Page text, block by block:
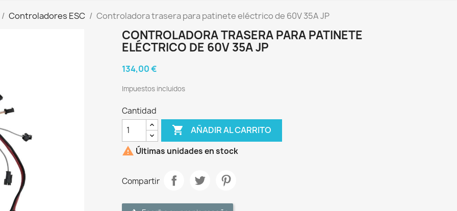
Controladores ESC Controladora trasera para patinete eléctrico de 60V 35A JP
CONTROLADORA TRASERA PARA PATINETE
ELÉCTRICO DE 60V 35A JP
134,00 €
Impuestos incluidos
Cantidad
 AÑADIR AL CARRITO
 Últimas unidades en stock
Compartir